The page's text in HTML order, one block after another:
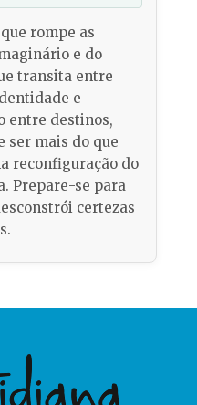
rompe as
e do
transita entre
e
entre destinos,
ser mais do que
reconfiguração do
Prepare-se para
certezas